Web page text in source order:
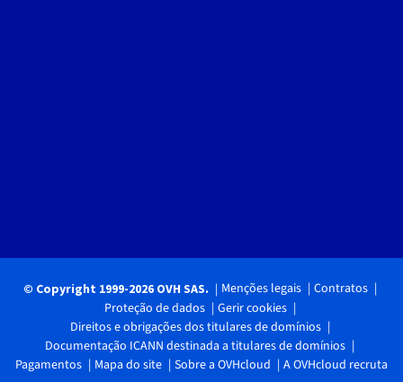
© Copyright 1999-2026 OVH SAS. Menções legais
Contratos
Proteção de dados
Gerir cookies
Direitos e obrigações dos titulares de domínios
Documentação ICANN destinada a titulares de domínios
Pagamentos
Mapa do site Sobre a OVHcloud A OVHcloud recruta